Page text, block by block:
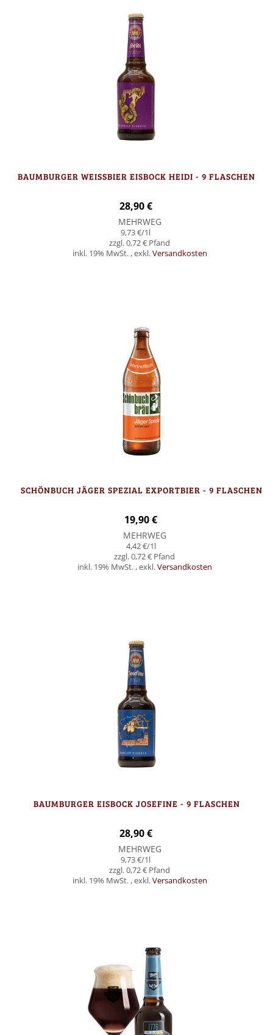
BAUMBURGER WEISSBIER EISBOCK HEIDI - 9 FLASCHEN
28,90 €
MEHRWEG
9,73 €/1l
0,72 €
inkl. 19% MwSt. ,exkl.Versandkosten
SCHÖNBUCH JÄGER SPEZIAL EXPORTBIER - 9 FLASCHEN
19,90 €
MEHRWEG
4,42 €/1l
0,72 €
inkl. 19% MwSt. ,exkl.Versandkosten
BAUMBURGER EISBOCK JOSEFINE - 9 FLASCHEN
28,90 €
MEHRWEG
9,73 €/1l
0,72 €
inkl. 19% MwSt. ,exkl.Versandkosten